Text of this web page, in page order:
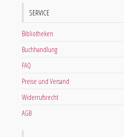
SERVICE
Bibliotheken
Buchhandlung
FAQ
Preise und Versand
Widerrufsrecht
AGB